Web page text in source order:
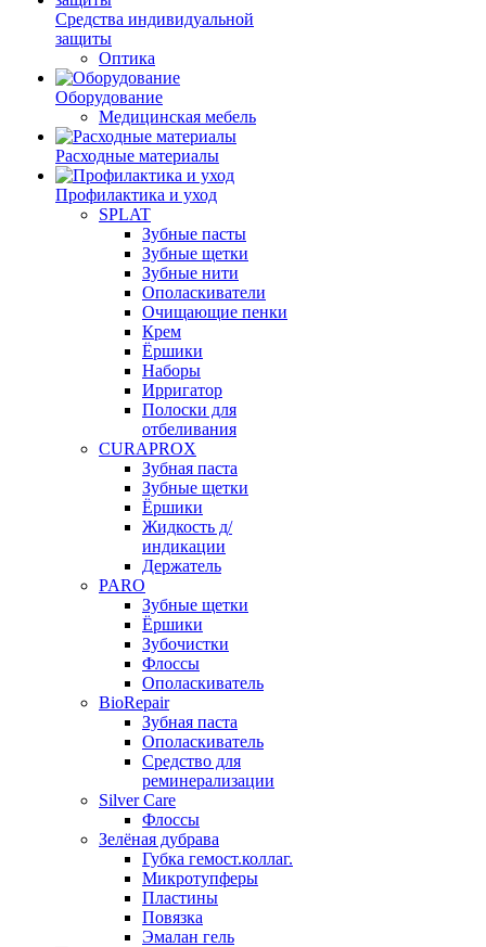
Средства индивидуальной
защиты
Оптика
Оборудование
Медицинская мебель
Расходные материалы
Профилактика и уход
SPLAT
Зубные пасты
Зубные щетки
Зубные нити
Ополаскиватели
Очищающие пенки
Крем
Ёршики
Наборы
Ирригатор
Полоски для
отбеливания
CURAPROX
Зубная паста
Зубные щетки
Ёршики
Жидкость д/
индикации
Держатель
PARO
Зубные щетки
Ёршики
Зубочистки
Флоссы
Ополаскиватель
BioRepair
Зубная паста
Ополаскиватель
Средство для
реминерализации
Silver Care
Флоссы
Зелёная дубрава
Губка гемост.коллаг.
Микротупферы
Пластины
Повязка
Эмалан гель